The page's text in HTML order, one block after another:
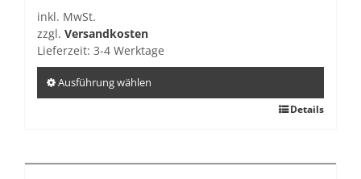
auf
der
gewählt
werden
inkl. MwSt.
zzgl. Versandkosten
Lieferzeit: 3-4 Werktage
Ausführung wählen
mehrere
Details